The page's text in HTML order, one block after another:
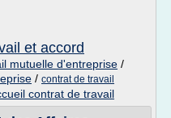
et accord
mutuelle d'entreprise /
/ contrat de travail
contrat de travail